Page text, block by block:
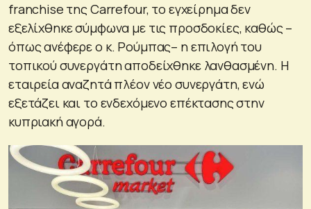
franchise της Carrefour, το εγχείρημα δεν
εξελίχθηκε σύμφωνα με τις προσδοκίες, καθώς –
όπως ανέφερε ο κ. Ρούμπας– η επιλογή του
τοπικού συνεργάτη αποδείχθηκε λανθασμένη. Η
εταιρεία αναζητά πλέον νέο συνεργάτη, ενώ
εξετάζει και το ενδεχόμενο επέκτασης στην
κυπριακή αγορά.